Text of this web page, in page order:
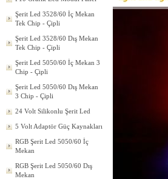
Şerit Led 3528/60 İç Mekan
Tek Chip - Çipli
Şerit Led 3528/60 Dış Mekan
Tek Chip - Çipli
Şerit Led 5050/60 İç Mekan 3
Chip - Çipli
Şerit Led 5050/60 Dış Mekan
3 Chip - Çipli
24 Volt Silikonlu Şerit Led
5 Volt Adaptör Güç Kaynakları
RGB Şerit Led 5050/60 İç
Mekan
RGB Şerit Led 5050/60 Dış
Mekan